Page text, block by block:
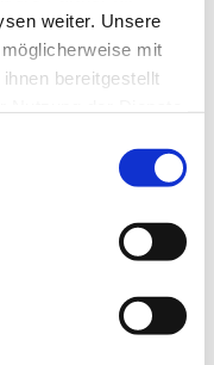
weiter. Unsere
mit
bereitgestellt